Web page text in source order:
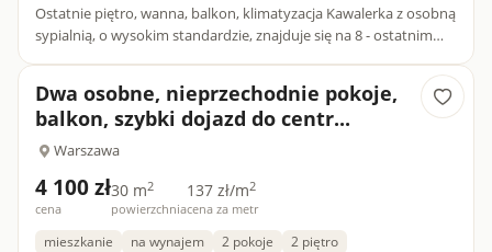
Ostatnie piętro, wanna, balkon, klimatyzacja Kawalerka z osobną
sypialnią, o wysokim standardzie, znajduje się na 8 - ostatnim
Dwa osobne, nieprzechodnie pokoje,
balkon, szybki dojazd do centr...
Warszawa
4 100 zł
cena
30 m2
powierzchnia
137 zł/m2
cena za metr
mieszkanie na wynajem 2 pokoje 2 piętro